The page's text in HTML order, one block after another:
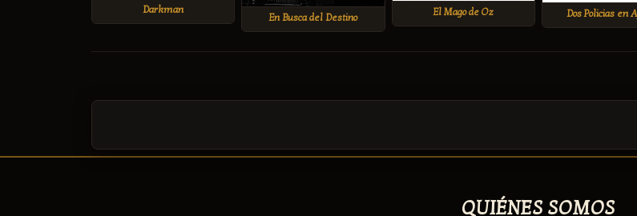
Darkman
En Busca del Destino El Mago de Oz Dos Policias en
QUIÉNES SOMOS